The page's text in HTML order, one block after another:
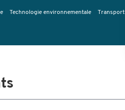
Technologie environnementale Transport